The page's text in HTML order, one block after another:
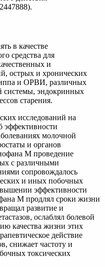
в качестве
средства для
и
острых и хронических
и ОРВИ, различных
системы, эндокринных
старения.
исследований на
эффективности
молочной
и органов
М проведение
с различными
сопровождалось
и иных побочных
эффективности
М продлял сроки жизни
развитие и
ослаблял болевой
качества жизни этих
действие
снижает частоту и
токсических